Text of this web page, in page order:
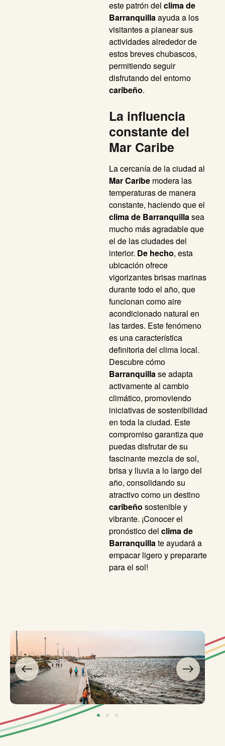
este patrón del clima de
Barranquillaayuda a los
visitantes a planear sus
actividades alrededor de
estos breves chubascos,
permitiendo seguir
disfrutando del entorno
caribeño.
La influencia
constante del
Mar Caribe
La cercanía de la ciudad al
Mar Caribemodera las
temperaturas de manera
constante, haciendo que el
clima de Barranquilla sea
mucho más agradable que
el de las ciudades del
interior. De hecho, esta
ubicación ofrece
vigorizantes brisas marinas
durante todo el año, que
funcionan como aire
acondicionado natural en
las tardes. Este fenómeno
es una característica
definitoria del clima local.
Descubre cómo
Barranquilla se adapta
activamente al cambio
climático, promoviendo
iniciativas de sostenibilidad
en toda la ciudad. Este
compromiso garantiza que
puedas disfrutar de su
fascinante mezcla de sol,
brisa y lluvia a lo largo del
año, consolidando su
atractivo como un destino
caribeño sostenible y
vibrante. ¡Conocer el
pronóstico del clima de
Barranquilla te ayudará a
empacar ligero y prepararte
para el sol!